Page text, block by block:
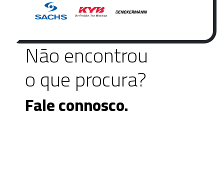
Não encontrou
o que procura?
Fale connosco.